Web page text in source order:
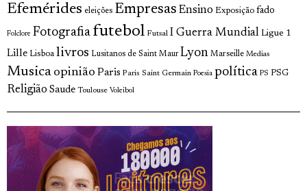
Efemérides eleições Empresas Ensino Exposição fado
Folclore Fotografia futebol Futsal I Guerra Mundial Ligue 1
Lille Lisboa livros Lusitanos de Saint Maur Lyon Marseille Medias
Musica opinião Paris Paris Saint Germain Poesia política PS PSG
Religião Saude Toulouse Voleibol